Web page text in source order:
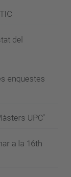
del
enquestes
UPC"
a la 16th